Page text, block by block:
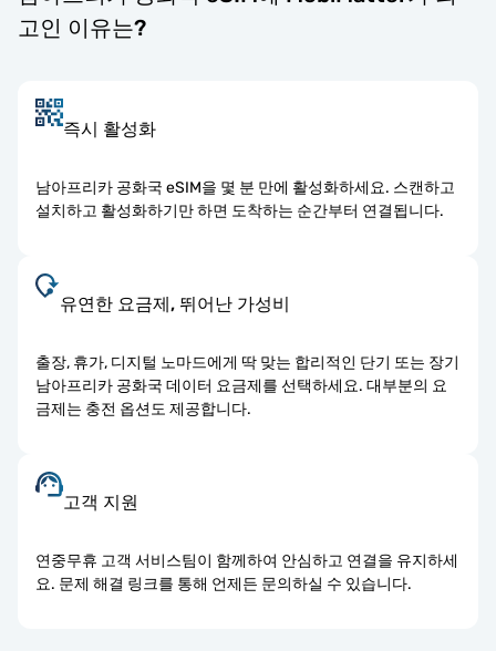
고인 이유는?
즉시 활성화
남아프리카 공화국 eSIM을 몇 분 만에 활성화하세요. 스캔하고
설치하고 활성화하기만 하면 도착하는 순간부터 연결됩니다.
유연한 요금제, 뛰어난 가성비
출장, 휴가, 디지털 노마드에게 딱 맞는 합리적인 단기 또는 장기
남아프리카 공화국 데이터 요금제를 선택하세요. 대부분의 요
금제는 충전 옵션도 제공합니다.
고객 지원
연중무휴 고객 서비스팀이 함께하여 안심하고 연결을 유지하세
요. 문제 해결 링크를 통해 언제든 문의하실 수 있습니다.